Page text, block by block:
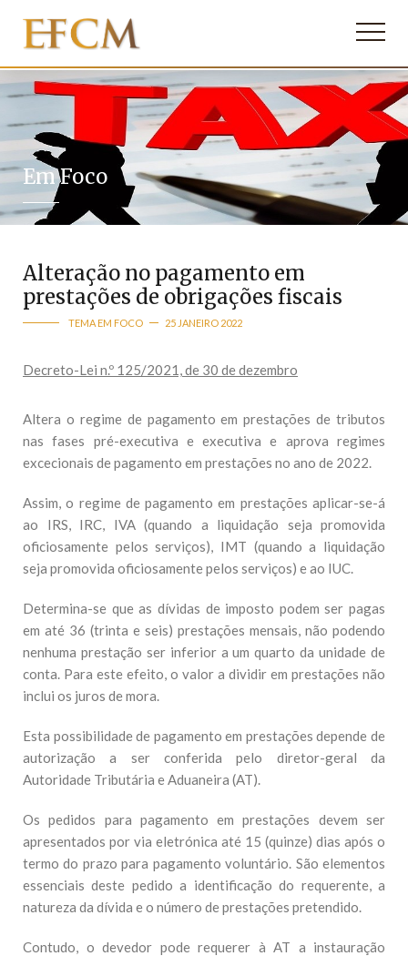
Em Foco
Alteração no pagamento em
prestações de obrigações fiscais
TEMA EM FOCO 25 JANEIRO 2022
Decreto-Lei n.º 125/2021, de 30 de dezembro
Altera o regime de pagamento em prestações de tributos
nas fases pré-executiva e executiva e aprova regimes
excecionais de pagamento em prestações no ano de 2022.
Assim, o regime de pagamento em prestações aplicar-se-á
ao IRS, IRC, IVA (quando a liquidação seja promovida
oficiosamente pelos serviços), IMT (quando a liquidação
seja promovida oficiosamente pelos serviços) e ao IUC.
Determina-se que as dívidas de imposto podem ser pagas
em até 36 (trinta e seis) prestações mensais, não podendo
nenhuma prestação ser inferior a um quarto da unidade de
conta. Para este efeito, o valor a dividir em prestações não
inclui os juros de mora.
Esta possibilidade de pagamento em prestações depende de
autorização a ser conferida pelo diretor-geral da
Autoridade Tributária e Aduaneira (AT).
Os pedidos para pagamento em prestações devem ser
apresentados por via eletrónica até 15 (quinze) dias após o
termo do prazo para pagamento voluntário. São elementos
essenciais deste pedido a identificação do requerente, a
natureza da dívida e o número de prestações pretendido.
Contudo, o devedor pode requerer à AT a instauração